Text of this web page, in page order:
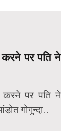
करने पर पति ने
करने पर पति ने
गोगुन्दा...